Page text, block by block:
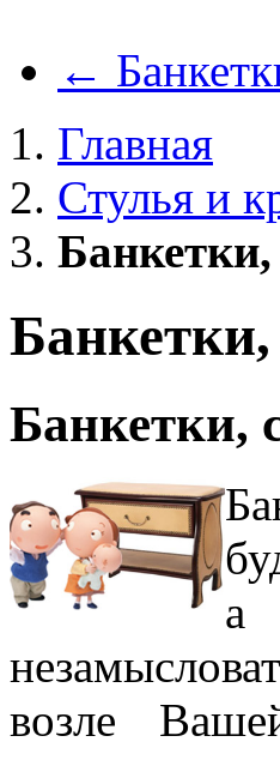
←
Главная
Стулья и
Банкетки,
а
возле